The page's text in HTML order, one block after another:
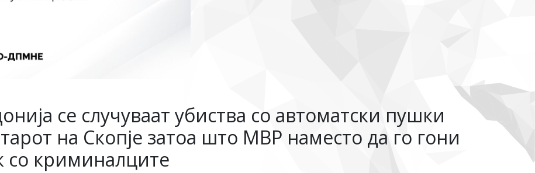
се случуваат убиства со автоматски пушки
на Скопје затоа што МВР наместо да го гони
со криминалците